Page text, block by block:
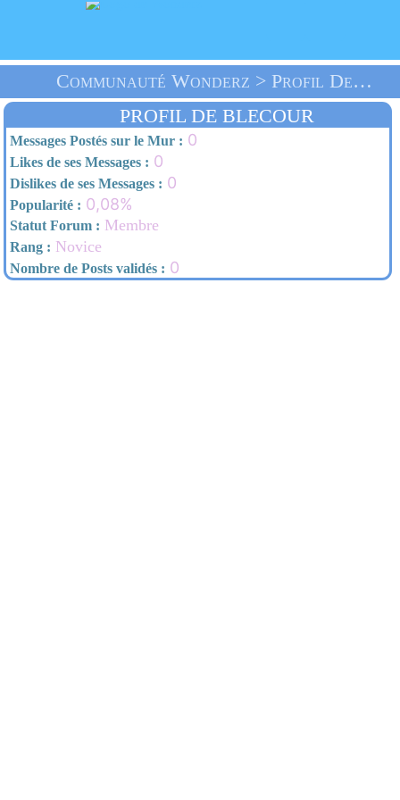
Communauté Wonderz > Profil De Blecour > Accueil
PROFIL DE BLECOUR
Messages Postés sur le Mur : 0
Likes de ses Messages : 0
Dislikes de ses Messages : 0
Popularité : 0,08%
Statut Forum : Membre
Rang : Novice
Nombre de Posts validés : 0